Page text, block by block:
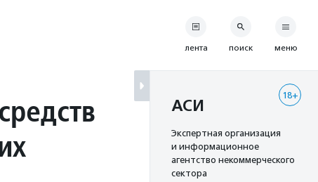
лента поиск меню
18+
АСИ
Экспертная организация
и информационное
агентство некоммерческого
сектора